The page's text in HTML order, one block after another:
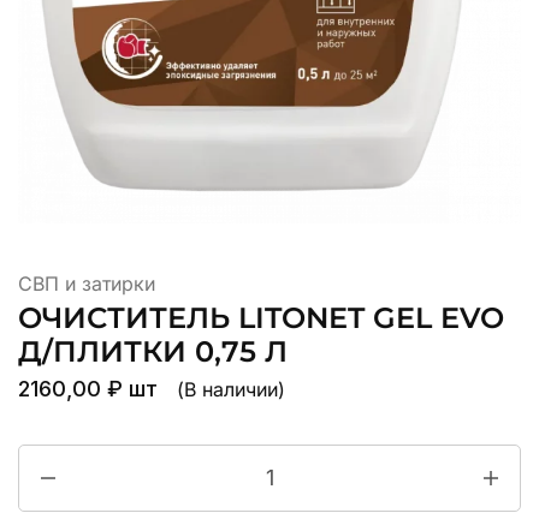
СВП и затирки
ОЧИСТИТЕЛЬ LITONET GEL EVO
Д/ПЛИТКИ 0,75 Л
2160,00 ₽ шт (В наличии)